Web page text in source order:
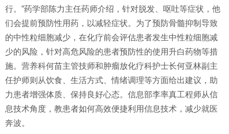
行。”药学部陈力主任药师介绍，针对脱发、呕吐等症状，他
们会提前预防性用药，以减轻症状。为了预防骨髓抑制导致
的中性粒细胞减少，在化疗前会评估患者发生中性粒细胞减
少的风险，针对高危风险的患者预防性的使用升白药物等措
施。营养科何苗主管技师和肿瘤放化疗科护士长何亚林副主
任护师则从饮食、生活方式、情绪调理等方面给出建议，助
力患者增强体质、保持良好心态。信息部李率真工程师从信
息技术角度，教患者如何高效便捷利用信息技术，减少就医
奔波。